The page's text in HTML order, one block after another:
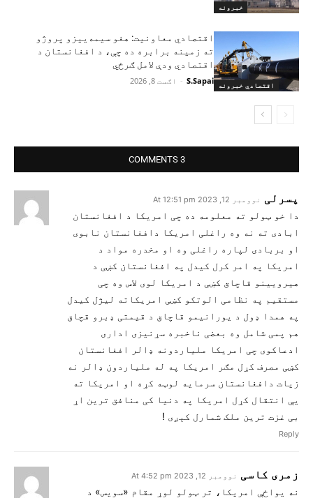
خبرونه
اقتصادي خبرونه
اقتصادي معاونیت: هغو سیمه‌ییزو پروژو
ته زمینه برابره ده چې، د افغانستان د
اقتصادي ودې لامل ګرځي
S.Sapai
- اګست 8, 2026
3 COMMENTS
پسرلی نوومبر 12, 2023 At 12:51 pm
دا خو ټولو ته معلومه ده چی امریکا د افغانستان
ابادی ته نه وه راغلی امریکا دافغانستان نابوی
او بربادی لپاره راغلی وه او مخدره مواد د
امریکا په امر کرل کیدل په افغانستان کښی د
هیرویینو قاچاق کښی د امریکا لوی لاس وه چی
مستقیم په نظامی الوتکو کښی امریکاته لیژل کیدل
په همدا ډول د یورانیمو قاچاق د قیمتی ډبرو قچاق
هم پمی شامل وه بعضی ناخبره سړنیزی اداری
ادعاکوی چی امریکا ملیاردونه ډالر افغانستان
کښی مصرف کړل مګر امریکا په له ملیاردون ډالر نه
زیات دافغانستان سرمایه لوټه کړه او امریکا ته
یې انتقال کړل امریکا په دنیا کی منافق ترین اړ
بی غزت ترین ملک شمارل کېږی !
Reply
زمری کاسی نوومبر 12, 2023 At 4:52 pm
نه یواځې امریکا، تر ټولو لوړ مقام «سویس» د